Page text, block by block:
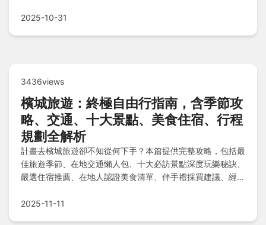
的旅程輕鬆又豐富！
2025-10-31
3436views
檳城旅遊：終極自由行指南，含季節攻
略、交通、十大景點、美食住宿、行程
規劃全解析
計畫去檳城旅遊卻不知從何下手？本篇提供完整攻略，包括最
佳旅遊季節、在地交通懶人包、十大必訪景點深度玩樂秘訣、
嚴選住宿推薦、在地人認證美食清單、伴手禮採買建議、經典
問，助你輕鬆規劃完美旅程！
2025-11-11